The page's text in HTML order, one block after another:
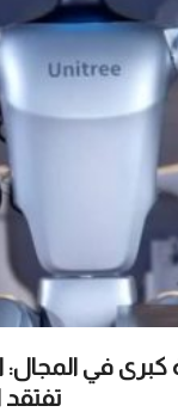
في المجال:
تفتقد